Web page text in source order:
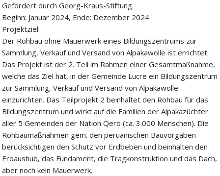
Gefördert durch Georg-Kraus-Stiftung.
Beginn: Januar 2024, Ende: Dezember 2024
Projektziel:
Der Rohbau ohne Mauerwerk eines Bildungszentrums zur
Sammlung, Verkauf und Versand von Alpakawolle ist errichtet.
Das Projekt ist der 2. Teil im Rahmen einer Gesamtmaßnahme,
welche das Ziel hat, in der Gemeinde Lucre ein Bildungszentrum
zur Sammlung, Verkauf und Versand von Alpakawolle
einzurichten. Das Teilprojekt 2 beinhaltet den Rohbau für das
Bildungszentrum und wirkt auf die Familien der Alpakazüchter
aller 5 Gemeinden der Nation Qero (ca. 3.000 Menschen). Die
Rohbaumaßnahmen gem. den peruanischen Bauvorgaben
berücksichtigen den Schutz vor Erdbeben und beinhalten den
Erdaushub, das Fundament, die Tragkonstruktion und das Dach,
aber noch kein Mauerwerk.